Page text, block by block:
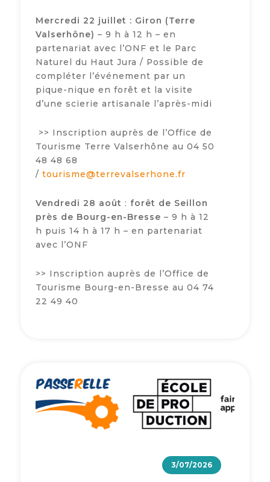
Mercredi 22 juillet : Giron (Terre
Valserhône) – 9 h à 12 h – en
partenariat avec l’ONF et le Parc
Naturel du Haut Jura / Possible de
compléter l’événement par un
pique-nique en forêt et la visite
d’une scierie artisanale l’après-midi
>> Inscription auprès de l’Office de
Tourisme Terre Valserhône au 04 50
48 48 68
/ tourisme@terrevalserhone.fr
Vendredi 28 août : forêt de Seillon
près de Bourg-en-Bresse – 9 h à 12
h puis 14 h à 17 h – en partenariat
avec l’ONF
>> Inscription auprès de l’Office de
Tourisme Bourg-en-Bresse au 04 74
22 49 40
3/07/2026